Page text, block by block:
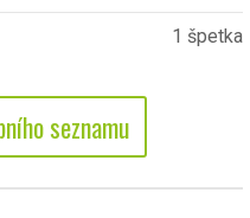
1 špetka
seznamu